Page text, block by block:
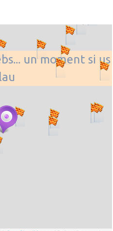
un moment si us